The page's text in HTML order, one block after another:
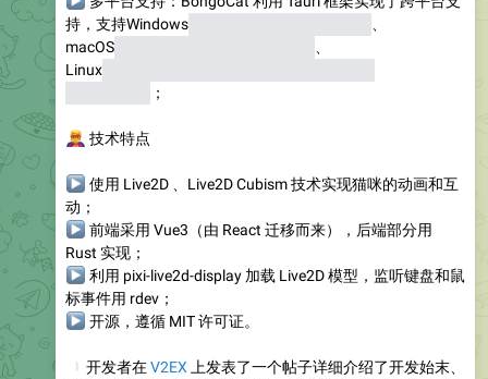
持，支持Windows
macOS
Linux
；
技术特点
使用 Live2D 、Live2D Cubism 技术实现猫咪的动画和互
动；
前端采用 Vue3（由 React 迁移而来），后端部分用
Rust 实现；
利用 pixi-live2d-display 加载 Live2D 模型，监听键盘和鼠
标事件用 rdev；
开源，遵循 MIT 许可证。
开发者在V2EX 上发表了一个帖子详细介绍了开发始末、